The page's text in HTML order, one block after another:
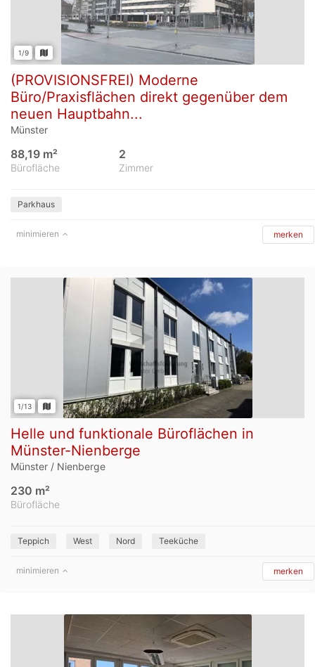
1/9
(PROVISIONSFREI) Moderne
Büro/Praxisflächen direkt gegenüber dem
neuen Hauptbahn...
Münster
Bürofläche
88,19 m²
Zimmer
2
Parkhaus
minimieren merken
1/13
Helle und funktionale Büroflächen in
Münster-Nienberge
Münster / Nienberge
Bürofläche
230 m²
Teppich West Nord Teeküche
minimieren merken